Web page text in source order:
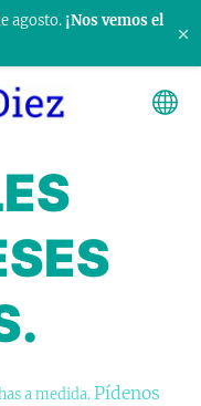
agosto. ¡Nos vemos el
×
a medida. Pídenos